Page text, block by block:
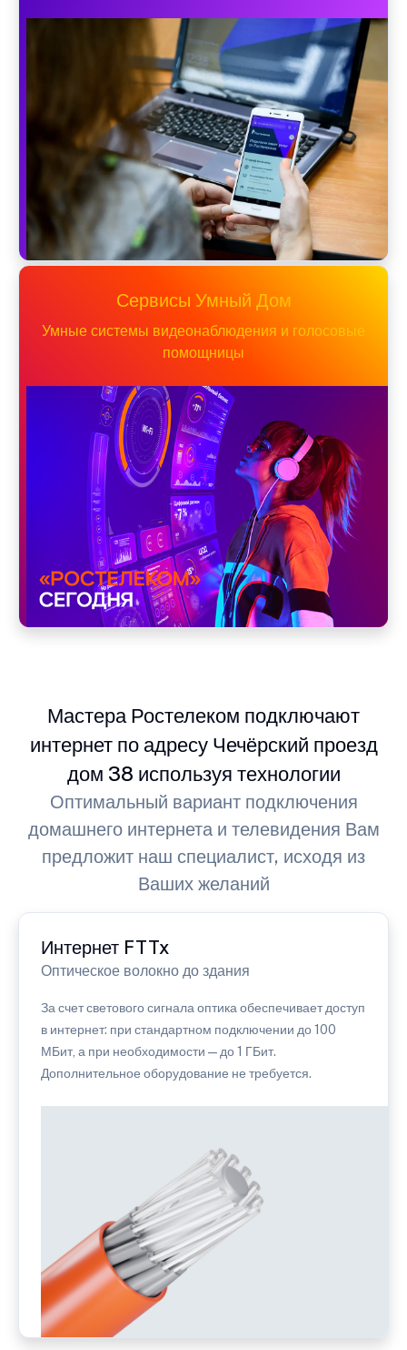
Сервисы Умный Дом
Умные системы видеонаблюдения и голосовые
помощницы
Мастера Ростелеком подключают
интернет по адресу Чечёрский проезд
дом 38 используя технологии
Оптимальный вариант подключения
домашнего интернета и телевидения Вам
предложит наш специалист, исходя из
Ваших желаний
Интернет FTTx
Оптическое волокно до здания
За счет светового сигнала оптика обеспечивает доступ
в интернет: при стандартном подключении до 100
МБит, а при необходимости — до 1 ГБит.
Дополнительное оборудование не требуется.